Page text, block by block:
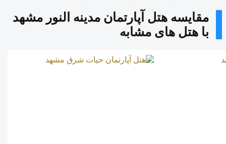
مقایسه هتل آپارتمان مدینه النور مشهد
با هتل های مشابه